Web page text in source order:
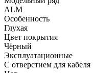
ALM
Особенность
Глухая
Цвет покрытия
Чёрный
Эксплуатационные
С отверстием для кабеля